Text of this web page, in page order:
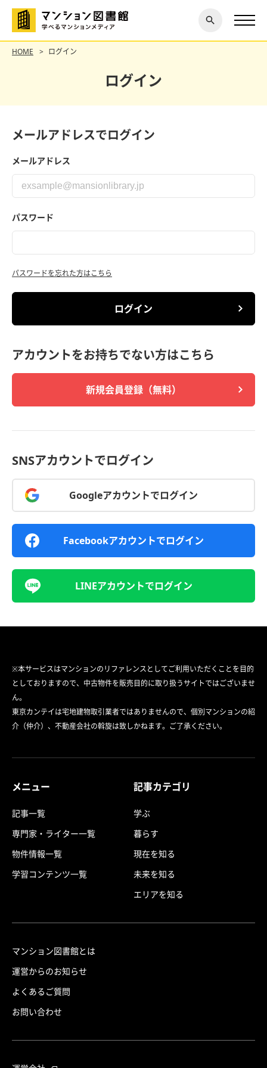
探す
閉じ
る
HOME ログイン
ログイン
メールアドレスでログイン
メールアドレス
パスワード
パスワードを忘れた方はこちら
ログイン
アカウントをお持ちでない方はこちら
新規会員登録（無料）
SNSアカウントでログイン
Googleアカウントでログイン
Facebookアカウントでログイン
LINEアカウントでログイン
※本サービスはマンションのリファレンスとしてご利用いただくことを目的
としておりますので、中古物件を販売目的に取り扱うサイトではございませ
ん。
東京カンテイは宅地建物取引業者ではありませんので、個別マンションの紹
介（仲介）、不動産会社の斡旋は致しかねます。ご了承ください。
メニュー
記事一覧
専門家・ライター一覧
物件情報一覧
学習コンテンツ一覧
記事カテゴリ
学ぶ
暮らす
現在を知る
未来を知る
エリアを知る
マンション図書館とは
運営からのお知らせ
よくあるご質問
お問い合わせ